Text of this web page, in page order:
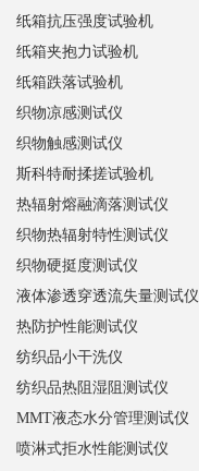
纸箱抗压强度试验机
纸箱夹抱力试验机
纸箱跌落试验机
织物凉感测试仪
织物触感测试仪
斯科特耐揉搓试验机
热辐射熔融滴落测试仪
织物热辐射特性测试仪
织物硬挺度测试仪
液体渗透穿透流失量测试仪
热防护性能测试仪
纺织品小干洗仪
纺织品热阻湿阻测试仪
MMT液态水分管理测试仪
喷淋式拒水性能测试仪